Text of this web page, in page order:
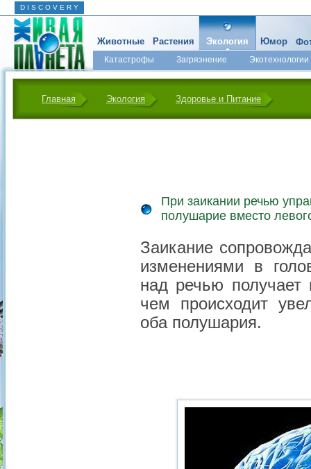
D I S C O V E R Y
Животные Растения Экология
Катастрофы Загрязнение Экотехнологии
Юмор
Главная Экология Здоровье и Питание
При заикании речью
полушарие вместо
Заикание
изменениями в
над речью
чем происходит
оба полушария.